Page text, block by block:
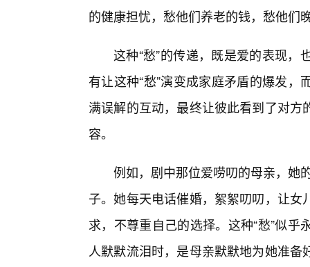
的健康担忧，愁他们养老的钱，愁他们
这种“愁”的传递，既是爱的表现
有让这种“愁”演变成家庭矛盾的爆发
满误解的互动，最终让彼此看到了对
容。
例如，剧中那位爱唠叨的母亲，她
子。她每天电话催婚，絮絮叨叨，让
求，不尊重自己的选择。这种“愁”似
人默默流泪时，是母亲默默地为她准